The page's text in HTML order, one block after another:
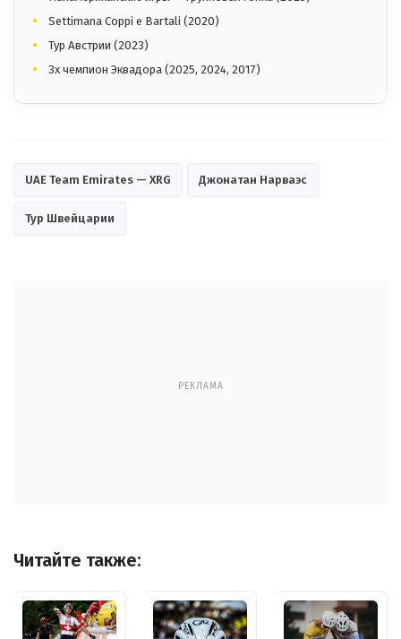
Settimana Coppi e Bartali (2020)
Тур Австрии (2023)
3x чемпион Эквадора (2025, 2024, 2017)
UAE Team Emirates — XRG Джонатан Нарваэс
Тур Швейцарии
РЕКЛАМА
Читайте также: